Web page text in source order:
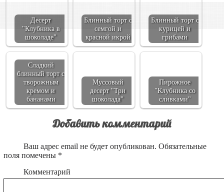
Десерт
"Клубника в
шоколаде"
Блинный торт с
семгой и
красной икрой
Блинный торт с
курицей и
грибами
Сладкий
блинный торт с
творожным
кремом и
бананами
Муссовый
десерт "Три
шоколада"
Пирожное
"Клубника со
сливками"
Добавить комментарий
Ваш адрес email не будет опубликован. Обязательные
поля помечены *
Комментарий